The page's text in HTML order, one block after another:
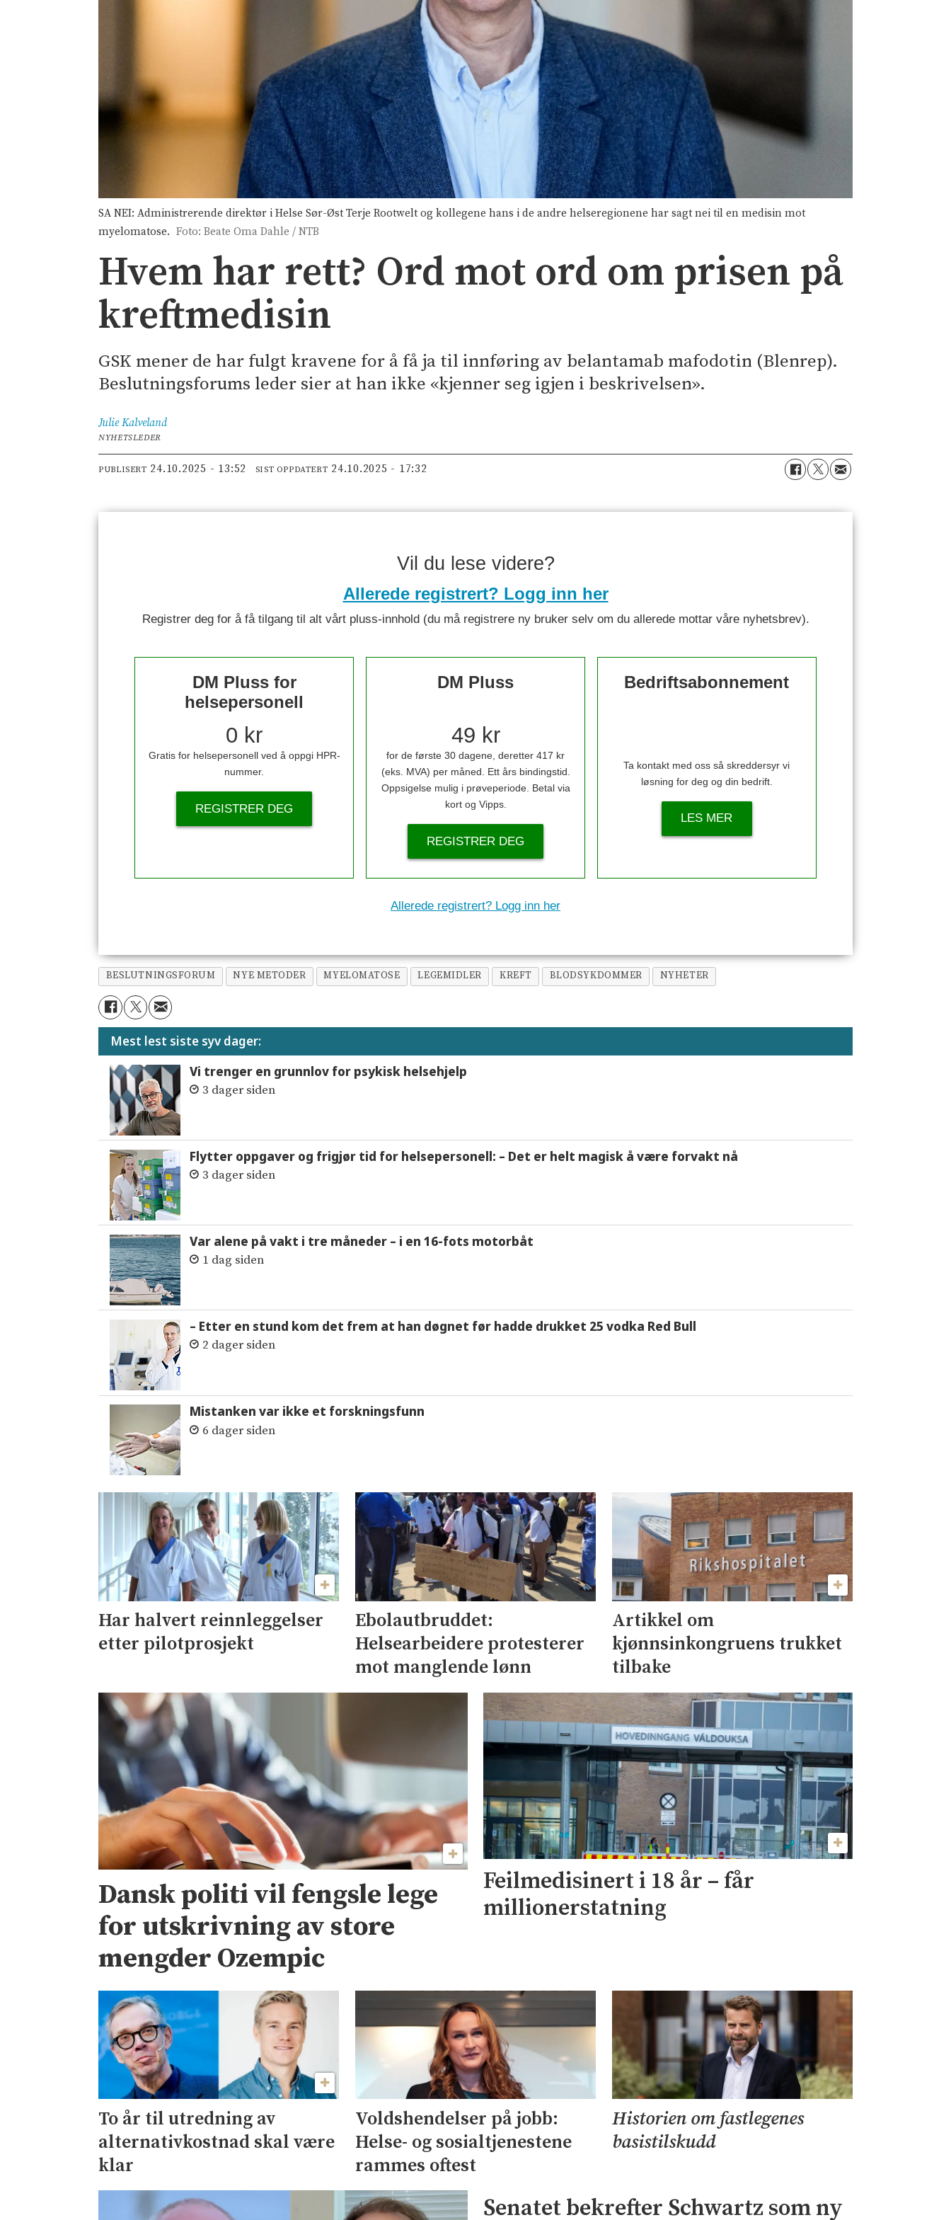
SA NEI: Administrerende direktør i Helse Sør-Øst Terje Rootwelt og kollegene hans i de andre helseregionene har sagt nei til en medisin mot
myelomatose. Foto: Beate Oma Dahle / NTB
Hvem har rett? Ord mot ord om prisen på
kreftmedisin
GSK mener de har fulgt kravene for å få ja til innføring av belantamab mafodotin (Blenrep).
Beslutningsforums leder sier at han ikke «kjenner seg igjen i beskrivelsen».
Julie Kalveland
NYHETSLEDER
PUBLISERT 24.10.2025 - 13:52 SIST OPPDATERT 24.10.2025 - 17:32
Vil du lese videre?
Allerede registrert? Logg inn her
Registrer deg for å få tilgang til alt vårt pluss-innhold (du må registrere ny bruker selv om du allerede mottar våre nyhetsbrev).
DM Pluss for
helsepersonell
0 kr
Gratis for helsepersonell ved å oppgi HPR-
nummer.
REGISTRER DEG
DM Pluss
49 kr
for de første 30 dagene, deretter 417 kr
(eks. MVA) per måned. Ett års bindingstid.
Oppsigelse mulig i prøveperiode. Betal via
kort og Vipps.
REGISTRER DEG
Bedriftsabonnement
Ta kontakt med oss så skreddersyr vi
løsning for deg og din bedrift.
LES MER
Allerede registrert? Logg inn her
BESLUTNINGSFORUM NYE METODER MYELOMATOSE LEGEMIDLER KREFT BLODSYKDOMMER NYHETER
Mest lest siste syv dager:
Vi trenger en grunnlov for psykisk helsehjelp
3 dager siden
Flytter oppgaver og frigjør tid for helsepersonell: – Det er helt magisk å være forvakt nå
3 dager siden
Var alene på vakt i tre måneder – i en 16-fots motorbåt
1 dag siden
– Etter en stund kom det frem at han døgnet før hadde drukket 25 vodka Red Bull
2 dager siden
Mistanken var ikke et forskningsfunn
6 dager siden
Har halvert reinnleggelser
etter pilotprosjekt
Ebolautbruddet:
Helsearbeidere protesterer
mot manglende lønn
Artikkel om
kjønnsinkongruens trukket
tilbake
Dansk politi vil fengsle lege
for utskrivning av store
mengder Ozempic
Feilmedisinert i 18 år – får
millionerstatning
To år til utredning av
alternativkostnad skal være
klar
Voldshendelser på jobb:
Helse- og sosialtjenestene
rammes oftest
Historien om fastlegenes
basistilskudd
Senatet bekrefter Schwartz som ny